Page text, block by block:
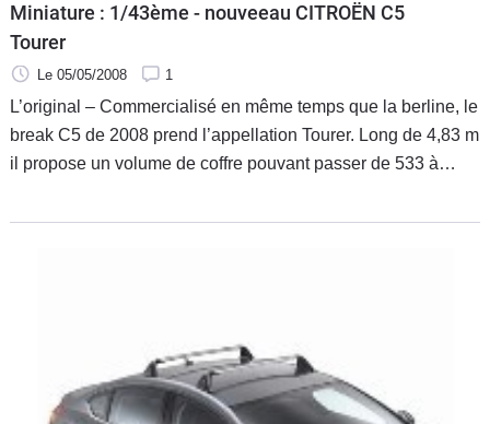
Miniature : 1/43ème - nouveeau CITROËN C5
Tourer
Le 05/05/2008 1
L’original – Commercialisé en même temps que la berline, le
break C5 de 2008 prend l’appellation Tourer. Long de 4,83 m
il propose un volume de coffre pouvant passer de 533 à